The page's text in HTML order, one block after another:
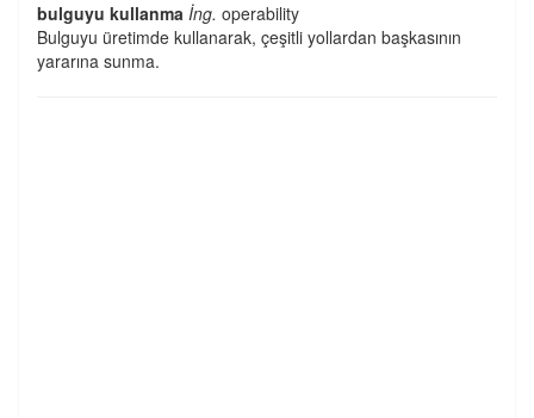
bulguyu kullanma İng. operability
Bulguyu üretimde kullanarak, çeşitli yollardan başkasının
yararına sunma.